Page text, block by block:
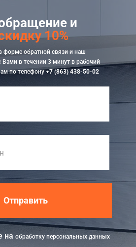
и
10%
форме обратной связи и наш
в течении 3 минут в рабочий
по телефону+7 (863) 438-50-02
Отправить
на обработку персональных данных